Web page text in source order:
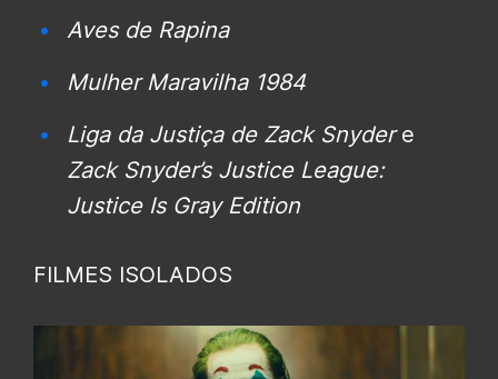
Aves de Rapina
Mulher Maravilha 1984
Liga da Justiça de Zack Snydere
Zack Snyder’s Justice League:
Justice Is Gray Edition
FILMES ISOLADOS